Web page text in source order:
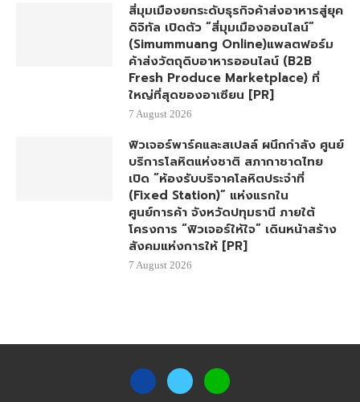
สี่มุมเมืองยกระดับธุรกิจค้าส่งอาหารสู่ยุค
ดิจิทัล เปิดตัว “สี่มุมเมืองออนไลน์”
(Simummuang Online)แพลตฟอร์ม
ค้าส่งวัตถุดิบอาหารออนไลน์ (B2B
Fresh Produce Marketplace) ที่
ใหญ่ที่สุดของอาเซียน [PR]
7 August 2026
ฟิวเจอร์พาร์คและสเปลล์ ผนึกกำลัง ศูนย์
บริการโลหิตแห่งชาติ สภากาชาดไทย
เปิด “ห้องรับบริจาคโลหิตประจำที่
(Fixed Station)” แห่งแรกใน
ศูนย์การค้า จังหวัดปทุมธานี ภายใต้
โครงการ “ฟิวเจอร์ให้ใจ” เดินหน้าสร้าง
สังคมแห่งการให้ [PR]
7 August 2026